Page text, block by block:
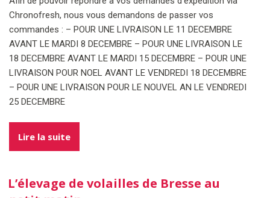
Chronofresh, nous vous demandons de passer vos
commandes : – POUR UNE LIVRAISON LE 11 DECEMBRE
AVANT LE MARDI 8 DECEMBRE – POUR UNE LIVRAISON LE
18 DECEMBRE AVANT LE MARDI 15 DECEMBRE – POUR UNE
LIVRAISON POUR NOEL AVANT LE VENDREDI 18 DECEMBRE
– POUR UNE LIVRAISON POUR LE NOUVEL AN LE VENDREDI
25 DECEMBRE
Lire la suite
L’élevage de volailles de Bresse au